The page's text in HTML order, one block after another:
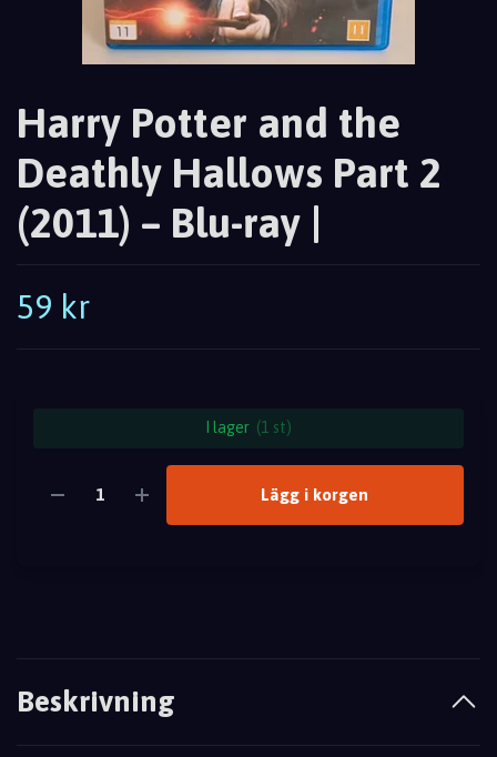
Harry Potter and the
Deathly Hallows Part 2
(2011) – Blu-ray |
59 kr
I lager (1 st)
Lägg i korgen
Beskrivning